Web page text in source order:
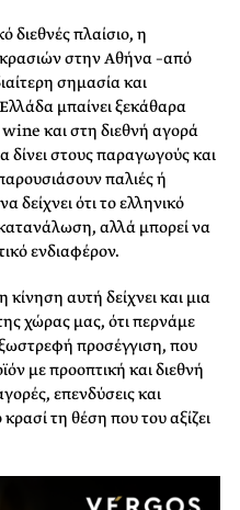
διεθνές πλαίσιο, η
στην Αθήνα –από
σημασία και
μπαίνει ξεκάθαρα
και στη διεθνή αγορά
δίνει στους παραγωγούς και
παλιές ή
δείχνει ότι το ελληνικό
κατανάλωση, αλλά μπορεί να
ενδιαφέρον.
αυτή δείχνει και μια
χώρας μας, ότι περνάμε
προσέγγιση, που
με προοπτική και διεθνή
επενδύσεις και
τη θέση που του αξίζει